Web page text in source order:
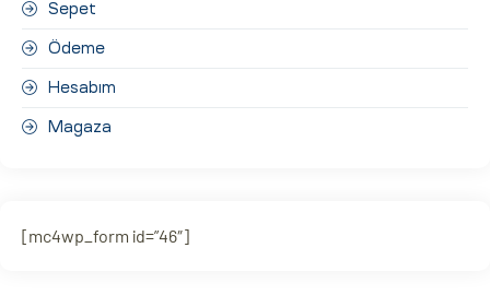
Sepet
Ödeme
Hesabım
Magaza
[mc4wp_form id=”46″]